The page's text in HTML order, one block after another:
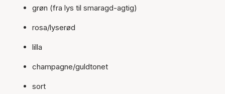
grøn (fra lys til smaragd-agtig)
rosa/lyserød
lilla
champagne/guldtonet
sort